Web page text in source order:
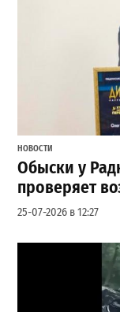
НОВОСТИ
Обыски у
проверяет
25-07-2026 в 12:27